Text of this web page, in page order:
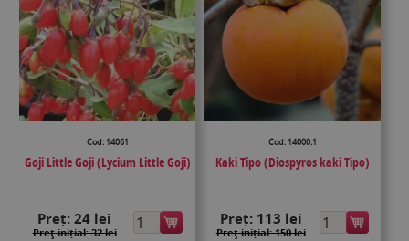
Cod: 14061
Goji Little Goji (Lycium Little Goji)
Preț:24 lei
Preţ inițial: 32 lei
Cod: 14000.1
Kaki Tipo (Diospyros kaki Tipo)
Preț: 113 lei
Preţ inițial: 150 lei